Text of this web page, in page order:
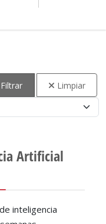
Filtrar Limpiar
Artificial
inteligencia